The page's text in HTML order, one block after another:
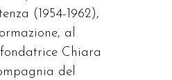
(1954-1962),
al
Chiara
del